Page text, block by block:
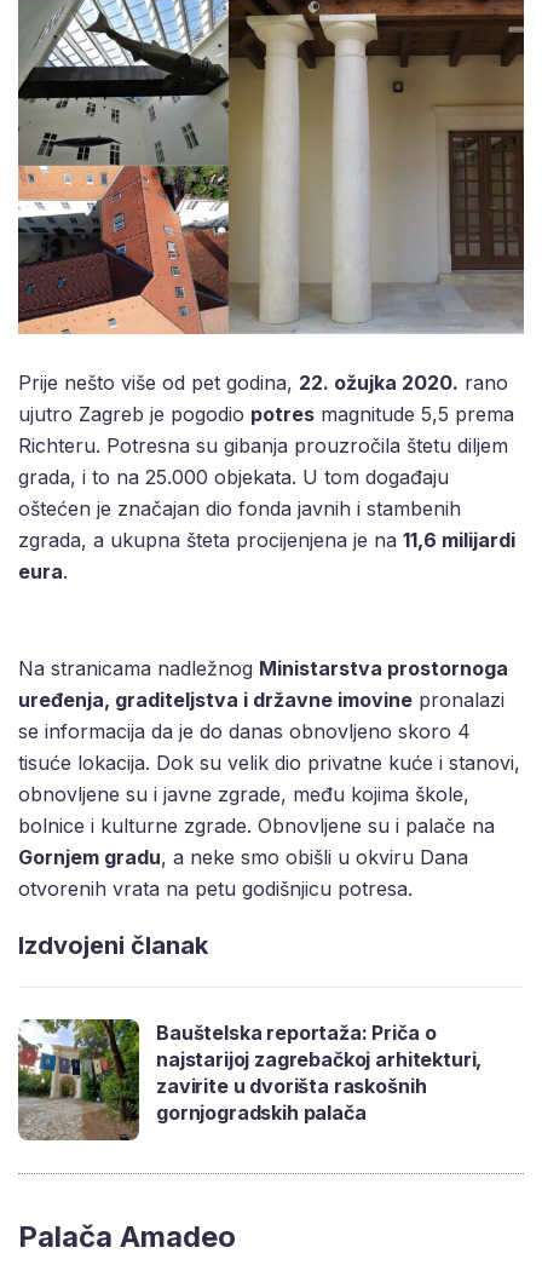
Prije nešto više od pet godina, 22. ožujka 2020. rano
ujutro Zagreb je pogodio potres magnitude 5,5 prema
Richteru. Potresna su gibanja prouzročila štetu diljem
grada, i to na 25.000 objekata. U tom događaju
oštećen je značajan dio fonda javnih i stambenih
zgrada, a ukupna šteta procijenjena je na 11,6 milijardi
eura.
Na stranicama nadležnog Ministarstva prostornoga
uređenja, graditeljstva i državne imovine pronalazi
se informacija da je do danas obnovljeno skoro 4
tisuće lokacija. Dok su velik dio privatne kuće i stanovi,
obnovljene su i javne zgrade, među kojima škole,
bolnice i kulturne zgrade. Obnovljene su i palače na
Gornjem gradu, a neke smo obišli u okviru Dana
otvorenih vrata na petu godišnjicu potresa.
Izdvojeni članak
Bauštelska reportaža: Priča o
najstarijoj zagrebačkoj arhitekturi,
zavirite u dvorišta raskošnih
gornjogradskih palača
Palača Amadeo